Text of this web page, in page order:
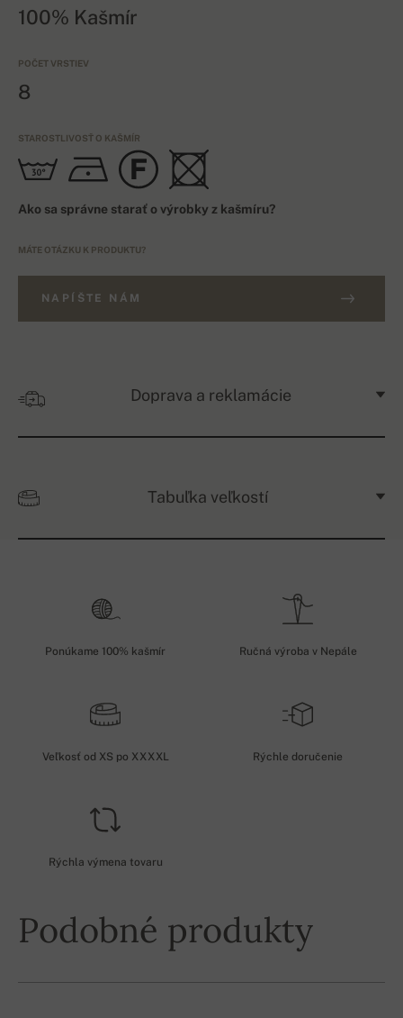
100% Kašmír
POČET VRSTIEV
8
STAROSTLIVOSŤ O KAŠMÍR
Ako sa správne starať o výrobky z kašmíru?
MÁTE OTÁZKU K PRODUKTU?
NAPÍŠTE NÁM
Doprava a reklamácie
Tabuľka veľkostí
Ponúkame 100% kašmír Ručná výroba v Nepále
Veľkosť od XS po XXXXL Rýchle doručenie
Rýchla výmena tovaru
Podobné produkty